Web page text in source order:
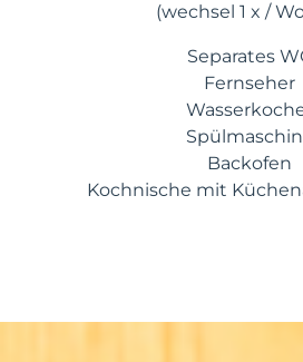
(wechsel 1 x /
Separates
Fernseher
Backofen
Kochnische mit